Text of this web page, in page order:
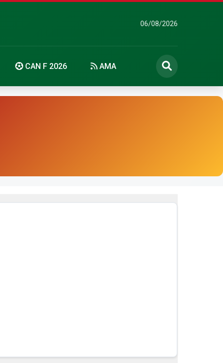
06/08/2026
CAN F 2026 AMA